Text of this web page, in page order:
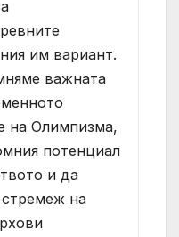
им вариант.
важната
на Олимпизма,
потенциал
и да
стремеж на